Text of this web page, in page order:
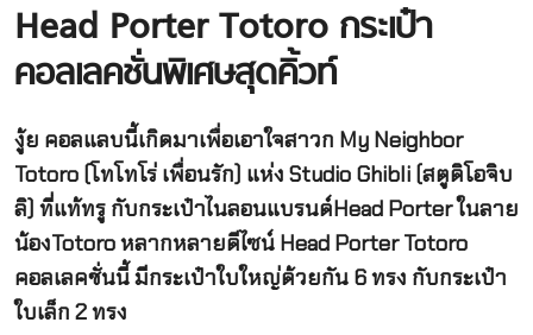
Head Porter Totoro กระเป๋า
คอลเลคชั่นพิเศษสุดคิ้วท์
งู้ย คอลแลบนี้เกิดมาเพื่อเอาใจสาวก My Neighbor
Totoro (โทโทโร่ เพื่อนรัก) แห่ง Studio Ghibli (สตูดิโอจิบ
ลิ) ที่แท้ทรู กับกระเป๋าไนลอนแบรนด์Head Porter ในลาย
น้องTotoro หลากหลายดีไซน์ Head Porter Totoro
คอลเลคชั่นนี้ มีกระเป๋าใบใหญ่ด้วยกัน 6 ทรง กับกระเป๋า
ใบเล็ก 2 ทรง